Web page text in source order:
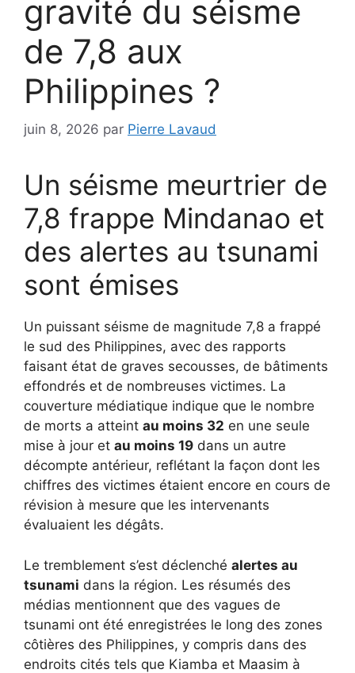
gravité du séisme
de 7,8 aux
Philippines ?
juin 8, 2026 par Pierre Lavaud
Un séisme meurtrier de
7,8 frappe Mindanao et
des alertes au tsunami
sont émises
Un puissant séisme de magnitude 7,8 a frappé
le sud des Philippines, avec des rapports
faisant état de graves secousses, de bâtiments
effondrés et de nombreuses victimes. La
couverture médiatique indique que le nombre
de morts a atteint au moins 32 en une seule
mise à jour et au moins 19 dans un autre
décompte antérieur, reflétant la façon dont les
chiffres des victimes étaient encore en cours de
révision à mesure que les intervenants
évaluaient les dégâts.
Le tremblement s’est déclenché alertes au
tsunami dans la région. Les résumés des
médias mentionnent que des vagues de
tsunami ont été enregistrées le long des zones
côtières des Philippines, y compris dans des
endroits cités tels que Kiamba et Maasim à